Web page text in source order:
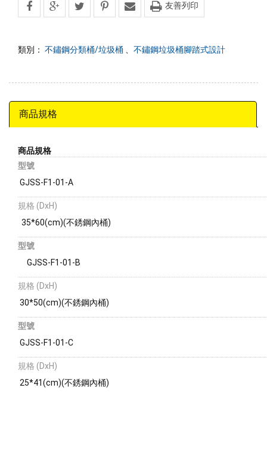
友善列印
類別： 不鏽鋼分類桶/垃圾桶 不鏽鋼垃圾桶腳踏式設計
商品規格
商品規格
型號
GJSS-F1-01-A
規格 (DxH)
35*60(cm)(不銹鋼內桶)
型號
GJSS-F1-01-B
規格 (DxH)
30*50(cm)(不銹鋼內桶)
型號
GJSS-F1-01-C
規格 (DxH)
25*41(cm)(不銹鋼內桶)